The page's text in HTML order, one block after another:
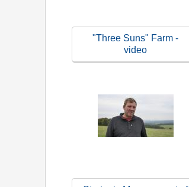
"Three Suns" Farm -
video